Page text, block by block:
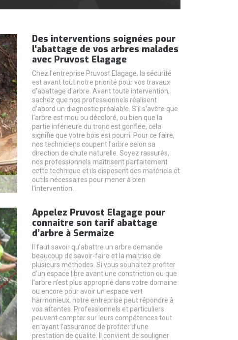
Des interventions soignées pour
l'abattage de vos arbres malades
avec Pruvost Elagage
Chez l'entreprise Pruvost Elagage, la sécurité
est avant tout notre priorité pour vos travaux
d'abattage d'arbre. Avant toute intervention,
sachez que nos professionnels réalisent
d'abord un diagnostic préalable. S'il s'avère que
l'arbre est mou ou décoloré, ou bien que la
partie inférieure du tronc est gonflée, cela
signifie que votre bois est pourri. Pour ce faire,
nos techniciens coupent l'arbre selon sa
direction de chute naturelle. Soyez rassurés,
nos professionnels maîtrisent parfaitement
cette technique et ils disposent des matériels et
outils nécessaires pour mener à bien
l'intervention.
Appelez Pruvost Elagage pour
connaitre son tarif abattage
d’arbre à Sermaize
Il faut savoir qu’abattre un arbre demande
beaucoup de savoir-faire et la maitrise de
plusieurs méthodes. Si vous souhaitez profiter
d’un espace libre avant une constriction ou que
l’arbre n’est plus approprié dans votre domaine
ou encore pour avoir un espace vert
harmonieux, notre entreprise peut répondre à
vos attentes. Professionnels et particuliers
peuvent compter sur leurs compétences tout
en ayant l’assurance de profiter d’une
prestation de qualité. Il convient de souligner